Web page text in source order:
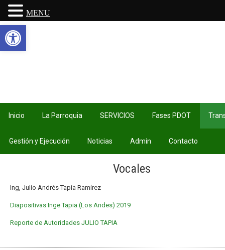
Inicio La Parroquia SERVICIOS Fases PDOT
Gestión y Ejecución Noticias Admin Contacto
Vocales
Ing, Julio Andrés Tapia Ramírez
Diapositivas Inge Tapia (Los Andes) 2019
Reporte de Autoridades JULIO TAPIA
MENU
Abrir barra de herramientas